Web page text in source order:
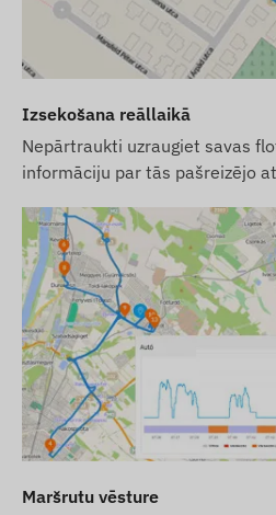
parametrus vai iepakojumu
atjaunināšana mūsu
izmaiņu konstatēšanas un
Izsekošana reāllaikā
Nepārtraukti uzraugiet savas
informāciju par tās pašreizējo
Maršrutu vēsture